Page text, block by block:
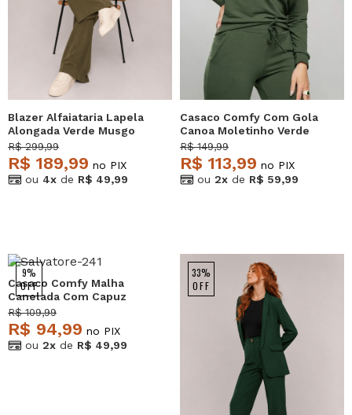
Blazer Alfaiataria Lapela
Alongada Verde Musgo
Salvatore
R$ 299,99
R$ 189,99 no PIX
ou 4x de R$ 49,99
Casaco Comfy Com Gola
Canoa Moletinho Verde
Salvatore
R$ 149,99
R$ 113,99 no PIX
ou 2x de R$ 59,99
9%
OFF
Casaco Comfy Malha
Canelada Com Capuz
Verde Salvatore
R$ 109,99
R$ 94,99 no PIX
ou 2x de R$ 49,99
33%
OFF